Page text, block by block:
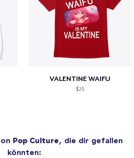
VALENTINE WAIFU
$25
Pop Culture, die dir gefallen
könnten: